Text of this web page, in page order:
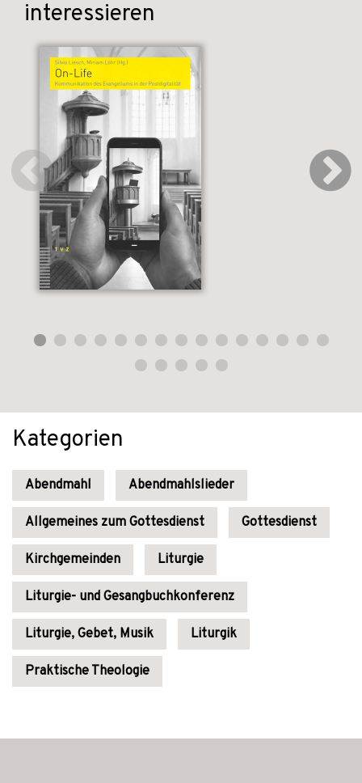
interessieren
Kategorien
Abendmahl Abendmahlslieder
Allgemeines zum Gottesdienst Gottesdienst
Kirchgemeinden Liturgie
Liturgie- und Gesangbuchkonferenz
Liturgie, Gebet, Musik Liturgik
Praktische Theologie